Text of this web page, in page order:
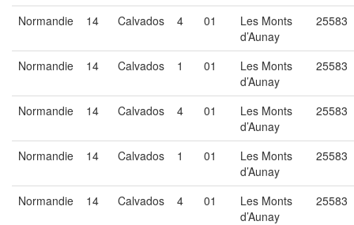
Normandie 14 Calvados 4 01
Les Monts
d’Aunay
25583
Normandie 14 Calvados 1 01
Les Monts
d’Aunay
25583
Normandie 14 Calvados 4 01
Les Monts
d’Aunay
25583
Normandie 14 Calvados 1 01
Les Monts
d’Aunay
25583
Normandie 14 Calvados 4 01
Les Monts
d’Aunay
25583